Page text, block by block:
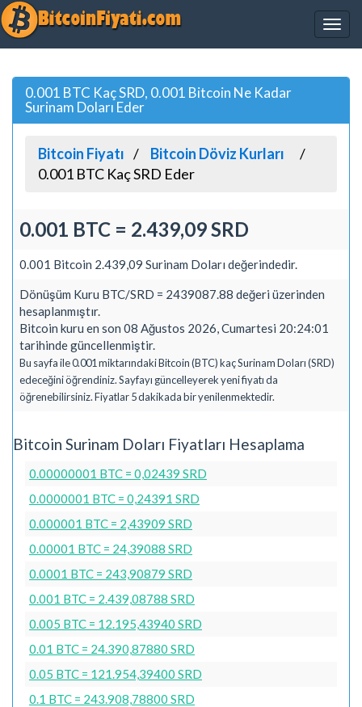
0.001 BTC Kaç SRD, 0.001 Bitcoin Ne Kadar
Surinam Doları Eder
Bitcoin Fiyatı
Bitcoin Döviz Kurları
0.001 BTC Kaç SRD Eder
0.001 BTC = 2.439,09 SRD
0.001 Bitcoin 2.439,09 Surinam Doları değerindedir.
Dönüşüm Kuru BTC/SRD = 2439087.88 değeri üzerinden
hesaplanmıştır.
Bitcoin kuru en son 08 Ağustos 2026, Cumartesi 20:24:01
tarihinde güncellenmiştir.
Bu sayfa ile 0.001 miktarındaki Bitcoin (BTC) kaç Surinam Doları (SRD)
edeceğini öğrendiniz. Sayfayı güncelleyerek yeni fiyatı da
öğrenebilirsiniz. Fiyatlar 5 dakikada bir yenilenmektedir.
Bitcoin Surinam Doları Fiyatları Hesaplama
0.00000001 BTC = 0,02439 SRD
0.0000001 BTC = 0,24391 SRD
0.000001 BTC = 2,43909 SRD
0.00001 BTC = 24,39088 SRD
0.0001 BTC = 243,90879 SRD
0.001 BTC = 2.439,08788 SRD
0.005 BTC = 12.195,43940 SRD
0.01 BTC = 24.390,87880 SRD
0.05 BTC = 121.954,39400 SRD
0.1 BTC = 243.908,78800 SRD